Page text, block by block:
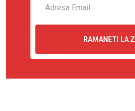
RAMANETI LA ZI